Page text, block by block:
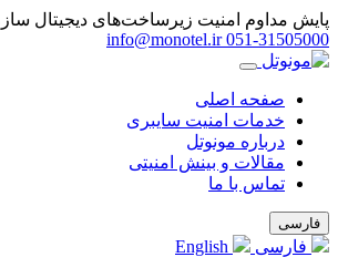
پایش مداوم امنیت زیرساخت‌های دیجیتال
info@monotel.ir 051‑31505000
صفحه اصلی
خدمات امنیت سایبری
درباره مونوتل
مقالات و بینش امنیتی
تماس با ما
فارسی
فارسی